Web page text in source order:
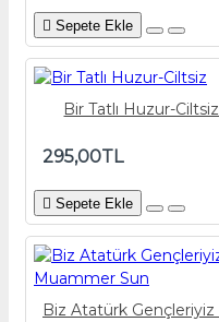
Sepete Ekle
Bir Tatlı Huzur-Ciltsiz
295,00TL
Sepete Ekle